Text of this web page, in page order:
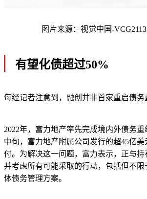
图片来源：视觉中国-
有望化债超过50%
每经记者注意到，融创并非首家重启债务
2022年，富力地产率先完成境内外债务重
中旬，富力地产附属公司发行的超45亿
付。为解决这一问题，富力表示，正与持
并考虑所有可能采取的行动，包括但不
体债务管理方案。